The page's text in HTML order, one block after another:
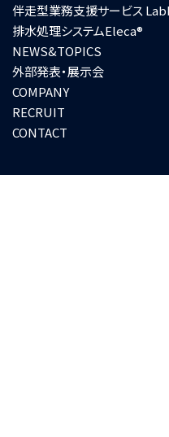
伴走型業務支援サービス
排水処理システムEleca®
NEWS&TOPICS
外部発表・展示会
COMPANY
RECRUIT
CONTACT